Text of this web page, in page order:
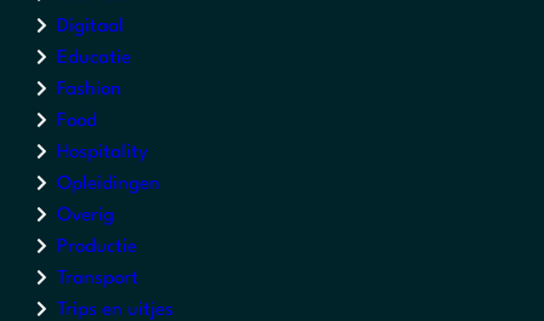
Digitaal
Educatie
Fashion
Food
Hospitality
Opleidingen
Overig
Productie
Transport
Trips en uitjes